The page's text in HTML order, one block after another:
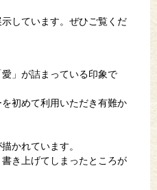
しています。ぜひご覧くだ
」が詰まっている印象で
初めて利用いただき有難か
れています。
き上げてしまったところが